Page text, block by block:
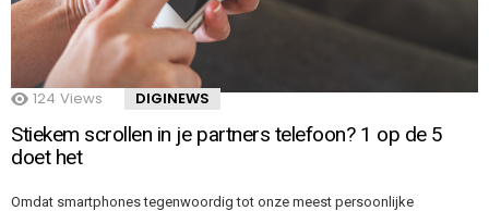
124 Views DIGINEWS
Stiekem scrollen in je partners telefoon? 1 op de 5
doet het
Omdat smartphones tegenwoordig tot onze meest persoonlijke